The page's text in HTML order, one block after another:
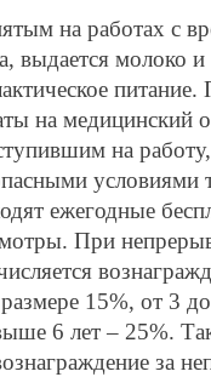
на работах с
выдается молоко и
питание.
на медицинский
на
условиями
ежегодные
При
15%, от 3
6 лет – 25%.
за